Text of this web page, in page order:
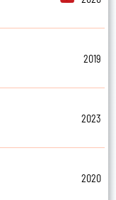
2019
2023
2020